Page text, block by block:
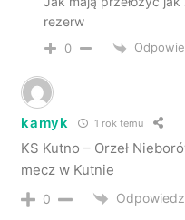
rezerw
0
kamyk 1 rok temu
KS Kutno – Orzeł
mecz w Kutnie
0 Odpowiedz